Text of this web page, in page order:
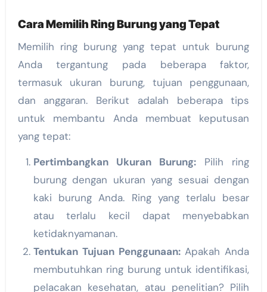
Cara Memilih Ring Burung yang Tepat
Memilih ring burung yang tepat untuk burung
Anda tergantung pada beberapa faktor,
termasuk ukuran burung, tujuan penggunaan,
dan anggaran. Berikut adalah beberapa tips
untuk membantu Anda membuat keputusan
yang tepat:
Pertimbangkan Ukuran Burung: Pilih ring
burung dengan ukuran yang sesuai dengan
kaki burung Anda. Ring yang terlalu besar
atau terlalu kecil dapat menyebabkan
ketidaknyamanan.
Tentukan Tujuan Penggunaan:Apakah Anda
membutuhkan ring burung untuk identifikasi,
pelacakan kesehatan, atau penelitian? Pilih